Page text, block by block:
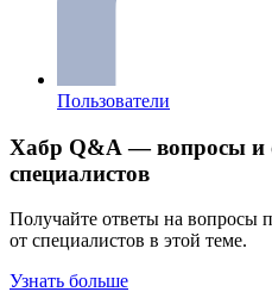
Пользователи
Хабр Q&A — вопросы и
специалистов
Получайте ответы на вопросы
от специалистов в этой теме.
Узнать больше